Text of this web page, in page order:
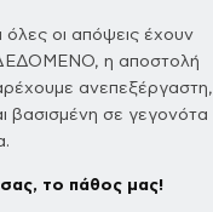
όλες οι απόψεις έχουν
η αποστολή
ανεπεξέργαστη,
βασισμένη σε γεγονότα
το πάθος μας!